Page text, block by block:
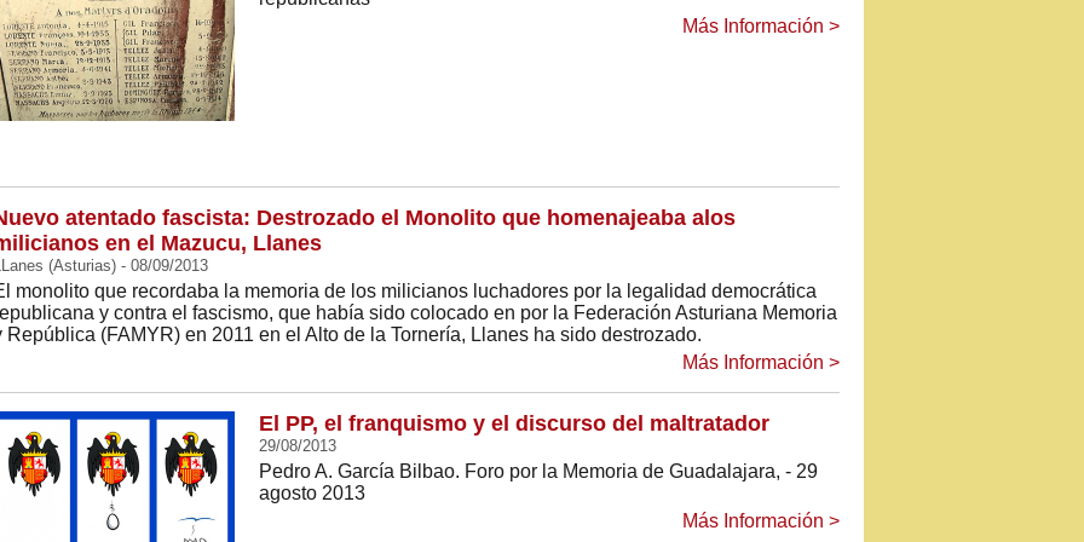
Más Información >
atentado fascista: Destrozado el Monolito que homenajeaba alos
en el Mazucu, Llanes
(Asturias) - 08/09/2013
monolito que recordaba la memoria de los milicianos luchadores por la legalidad democrática
y contra el fascismo, que había sido colocado en por la Federación Asturiana Memoria
República (FAMYR) en 2011 en el Alto de la Tornería, Llanes ha sido destrozado.
Más Información >
El PP, el franquismo y el discurso del maltratador
29/08/2013
Pedro A. García Bilbao. Foro por la Memoria de Guadalajara, - 29
agosto 2013
Más Información >